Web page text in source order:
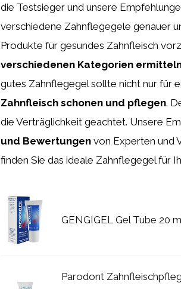
die Testsieger und unsere
verschiedene Zahnflegegele genauer
Produkte für gesundes Zahnfleisch
verschiedenen Kategorien
gutes Zahnflegegel sollte nicht nur für
Zahnfleisch schonen und pflegen.
die Verträglichkeit geachtet. Unsere
und Bewertungen von Experten und
finden Sie das ideale Zahnflegegel für
GENGIGEL Gel Tube 20
Parodont